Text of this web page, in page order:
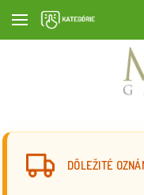
DÔLEŽITÉ